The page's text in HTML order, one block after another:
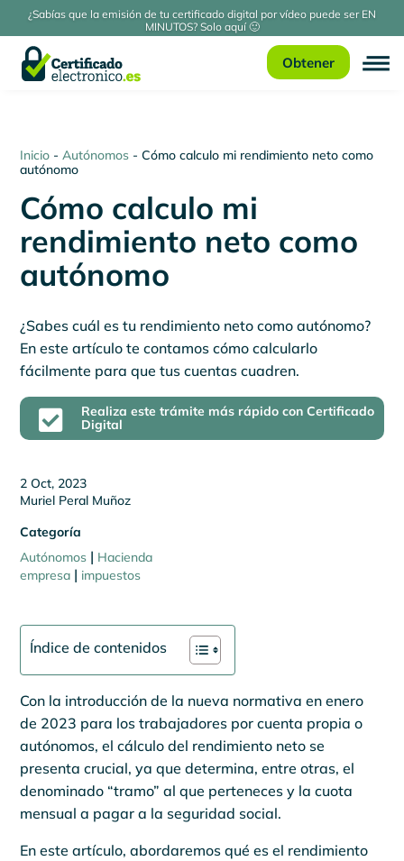
¿Sabías que la emisión de tu certificado digital por vídeo puede ser EN
MINUTOS? Solo aquí 🙂
Obtener
Inicio -Autónomos -Cómo calculo mi rendimiento neto como
autónomo
Cómo calculo mi
rendimiento neto como
autónomo
¿Sabes cuál es tu rendimiento neto como autónomo?
En este artículo te contamos cómo calcularlo
fácilmente para que tus cuentas cuadren.

Realiza este trámite más rápido con Certificado
Digital
2 Oct, 2023
Muriel Peral Muñoz
Categoría
Autónomos | Hacienda
empresa | impuestos
Índice de contenidos
Con la introducción de la nueva normativa en enero
de 2023 para los trabajadores por cuenta propia o
autónomos, el cálculo del rendimiento neto se
presenta crucial, ya que determina, entre otras, el
denominado “tramo” al que perteneces y la cuota
mensual a pagar a la seguridad social.
En este artículo, abordaremos qué es el rendimiento